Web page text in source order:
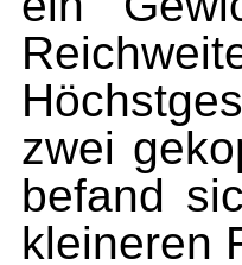
zwei
befand
kleineren